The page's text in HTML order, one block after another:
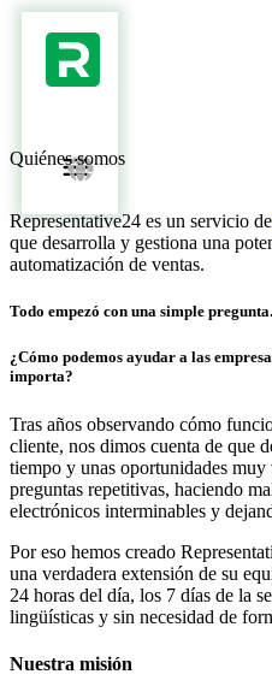
Quiénes somos
Representative24 es un servicio de
que desarrolla y gestiona una
automatización de ventas.
Todo empezó con una simple
¿Cómo podemos ayudar a las
importa?
Tras años observando cómo
cliente, nos dimos cuenta de que
tiempo y unas oportunidades muy
preguntas repetitivas, haciendo
electrónicos interminables y
Por eso hemos creado
una verdadera extensión de su
24 horas del día, los 7 días de la
lingüísticas y sin necesidad de
Nuestra misión